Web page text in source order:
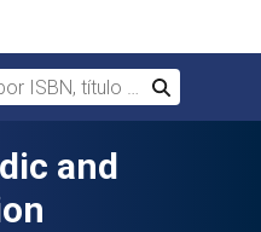
ISBN, título o autor
Buscar
and